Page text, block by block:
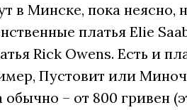
в Минске, пока неясно,
платья Elie
Rick Owens. Есть и
Пустовит или
обычно – от 800 гривен